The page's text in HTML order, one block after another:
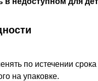
по истечении срока
на упаковке.